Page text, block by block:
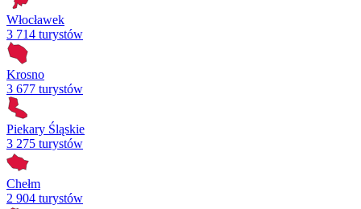
Włocławek
3 714 turystów
Krosno
3 677 turystów
Piekary Śląskie
3 275 turystów
Chełm
2 904 turystów